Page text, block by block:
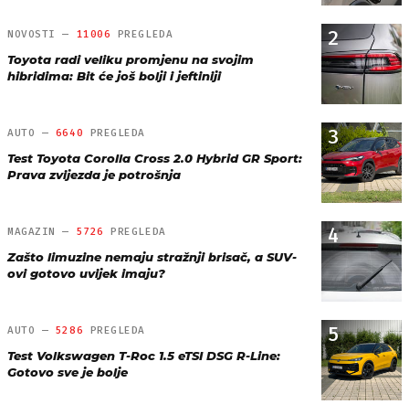
2
NOVOSTI — 11006 PREGLEDA
Toyota radi veliku promjenu na svojim
hibridima: Bit će još bolji i jeftiniji
3
AUTO — 6640 PREGLEDA
Test Toyota Corolla Cross 2.0 Hybrid GR Sport:
Prava zvijezda je potrošnja
4
MAGAZIN — 5726 PREGLEDA
Zašto limuzine nemaju stražnji brisač, a SUV-
ovi gotovo uvijek imaju?
5
AUTO — 5286 PREGLEDA
Test Volkswagen T-Roc 1.5 eTSI DSG R-Line:
Gotovo sve je bolje